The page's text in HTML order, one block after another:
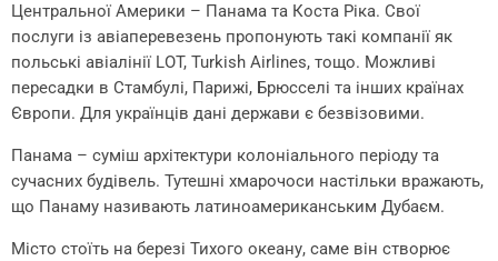
Центральної Америки – Панама та Коста Ріка. Свої
послуги із авіаперевезень пропонують такі компанії як
польські авіалінії LOT, Turkish Airlines, тощо. Можливі
пересадки в Стамбулі, Парижі, Брюсселі та інших країнах
Європи. Для українців дані держави є безвізовими.
Панама – суміш архітектури колоніального періоду та
сучасних будівель. Тутешні хмарочоси настільки вражають,
що Панаму називають латиноамериканським Дубаєм.
Місто стоїть на березі Тихого океану, саме він створює